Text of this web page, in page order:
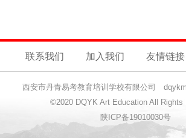
联系我们 加入我们 友情链接
西安市丹青易考教育培训学校有限公司
©2020 DQYK Art Education All Rights
陕ICP备19010030号